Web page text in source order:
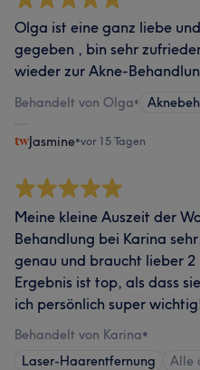
Olga ist eine ganz liebe
gegeben , bin sehr
wieder zur Akne-
Behandelt von Olga•
Jasmine•vor 15 Tagen
Meine kleine Auszeit der
Behandlung bei Karina
genau und braucht lieber
Ergebnis ist top, als dass
ich persönlich super
Behandelt von Karina•
Laser-Haarentfernung
Alle